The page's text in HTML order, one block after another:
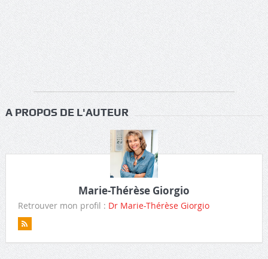
A PROPOS DE L'AUTEUR
Marie-Thérèse Giorgio
Retrouver mon profil : Dr Marie-Thérèse Giorgio